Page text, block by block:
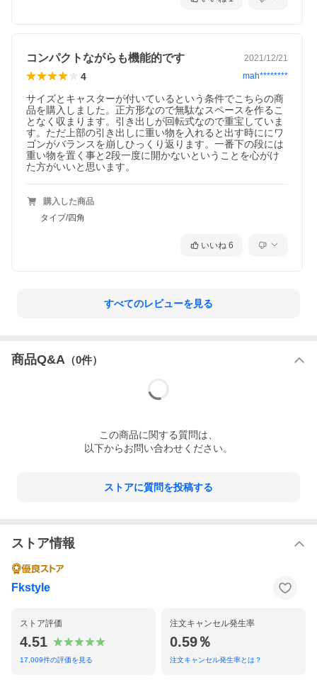
コンパクトながらも機能的です 2021/12/21
4 mah********
サイズとキャスターが付いているという条件でこちらの商
品を購入しました。正方形なので無駄なスペースを作るこ
となく収まります。引き出しが回転式なので重宝していま
す。ただ上部の引き出しに重い物を入れると出す時ににワ
ゴンがバランスを崩しひっくり返ります。一番下の段には
重い物を置く事と2段一度に開かないということを心がけ
た方がいいと思います。
購入した商品
タイプ/四角
いいね 6
すべてのレビューを見る
商品Q&A （0件）
この商品に関する質問は、
以下からお問い合わせください。
ストアに質問を投稿する
ストア情報
Fkstyle
ストア評価
4.51
17,009件の評価を見る
注文キャンセル発生率
0.59％
注文キャンセル発生率とは？